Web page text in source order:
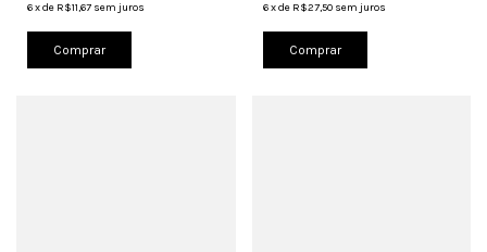
6xde R$11,67 sem juros
Comprar
6 xde R$27,50 sem juros
Comprar